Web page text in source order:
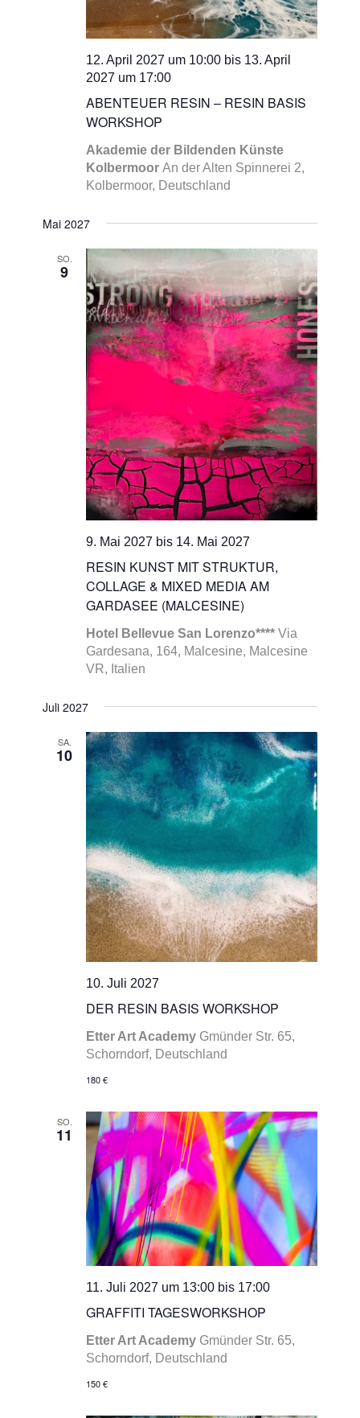
ABENTEUER RESIN – RESIN BASIS
WORKSHOP
12. April 2027 um 10:00 bis 13. April
2027 um 17:00
Akademie der Bildenden Künste
KolbermoorAn der Alten Spinnerei 2,
Kolbermoor, Deutschland
Mai 2027
SO.
9
RESIN KUNST MIT STRUKTUR,
COLLAGE & MIXED MEDIA AM
GARDASEE (MALCESINE)
9. Mai 2027 bis 14. Mai 2027
Hotel Bellevue San Lorenzo****Via
Gardesana, 164, Malcesine, Malcesine
VR, Italien
Juli 2027
SA.
10
DER RESIN BASIS WORKSHOP
10. Juli 2027
Etter Art Academy Gmünder Str. 65,
Schorndorf, Deutschland
180 €
SO.
11
GRAFFITI TAGESWORKSHOP
11. Juli 2027 um 13:00 bis 17:00
Etter Art Academy Gmünder Str. 65,
Schorndorf, Deutschland
150 €